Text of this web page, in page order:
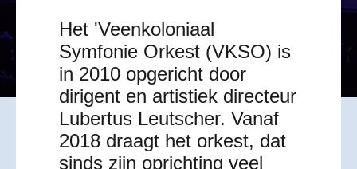
Het 'Veenkoloniaal
Symfonie Orkest (VKSO) is
in 2010 opgericht door
dirigent en artistiek directeur
Lubertus Leutscher. Vanaf
2018 draagt het orkest, dat
sinds zijn oprichting veel